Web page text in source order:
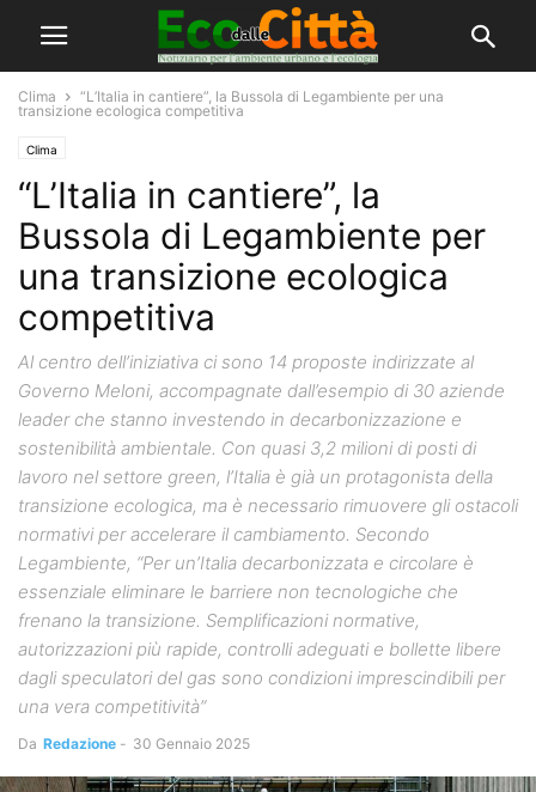
Clima
“L’Italia in cantiere”, la Bussola di Legambiente per una
transizione ecologica competitiva
Clima
“L’Italia in cantiere”, la
Bussola di Legambiente per
una transizione ecologica
competitiva
Al centro dell’iniziativa ci sono 14 proposte indirizzate al
Governo Meloni, accompagnate dall’esempio di 30 aziende
leader che stanno investendo in decarbonizzazione e
sostenibilità ambientale. Con quasi 3,2 milioni di posti di
lavoro nel settore green, l’Italia è già un protagonista della
transizione ecologica, ma è necessario rimuovere gli ostacoli
normativi per accelerare il cambiamento. Secondo
Legambiente, “Per un’Italia decarbonizzata e circolare è
essenziale eliminare le barriere non tecnologiche che
frenano la transizione. Semplificazioni normative,
autorizzazioni più rapide, controlli adeguati e bollette libere
dagli speculatori del gas sono condizioni imprescindibili per
una vera competitività”
Da Redazione - 30 Gennaio 2025